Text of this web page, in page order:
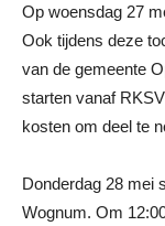
Op woensdag 27
Ook tijdens deze
van de gemeente
starten vanaf
kosten om deel te
Donderdag 28 mei
Wognum. Om